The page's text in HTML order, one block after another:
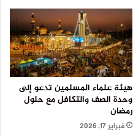
هيئة علماء المسلمين تدعو إلى
وحدة الصف والتكافل مع حلول
رمضان
فبراير 17, 2026